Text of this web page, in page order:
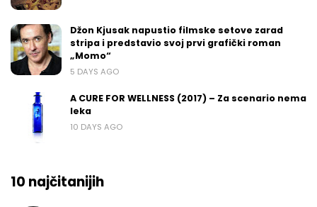
Džon Kjusak napustio filmske setove zarad
stripa i predstavio svoj prvi grafički roman
„Momo“
5 DAYS AGO
A CURE FOR WELLNESS (2017) – Za scenario nema
leka
10 DAYS AGO
10 najčitanijih